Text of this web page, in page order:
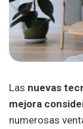
Las nuevas
mejora
numerosas